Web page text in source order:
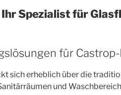
Spezialist für
für
sich erheblich über die
und